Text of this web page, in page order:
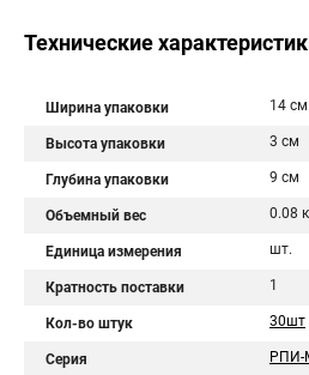
Технические
Ширина упаковки 14 см
Высота упаковки 3 см
Глубина упаковки 9 см
Объемный вес 0.08
Единица измерения шт.
Кратность поставки 1
Кол-во штук 30шт
Серия РПИ-